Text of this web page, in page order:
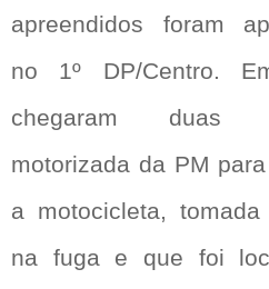
apreendidos foram
no 1º DP/Centro.
chegaram duas
motorizada da PM
a motocicleta,
na fuga e que foi